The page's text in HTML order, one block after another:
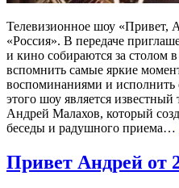
Телевизионное шоу «Привет,
«Россия». В передаче
и кино собираются за столом
вспомнить самые яркие
воспоминаниями и
этого шоу является
Андрей Малахов, который
беседы и радушного приема…
Привет Андрей от